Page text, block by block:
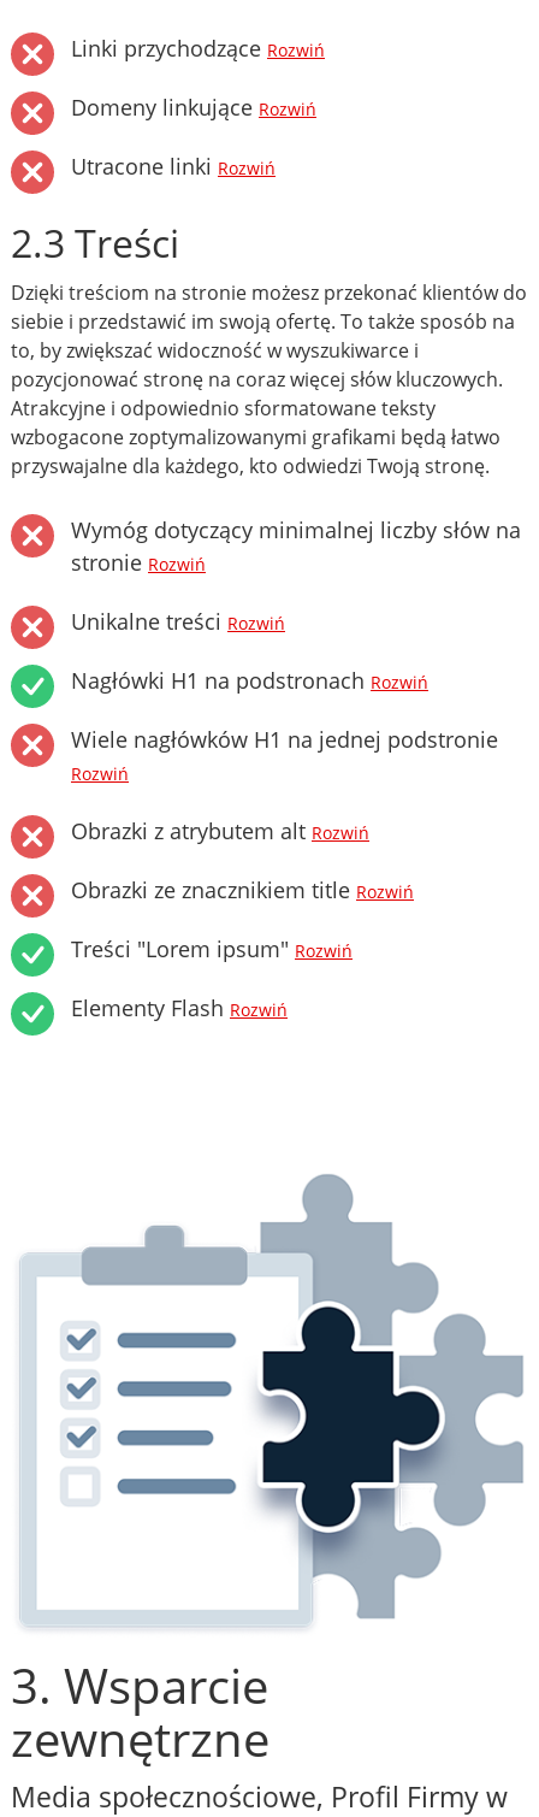
Linki przychodzące Rozwiń
Domeny linkujące Rozwiń
Utracone linki Rozwiń
2.3 Treści
Dzięki treściom na stronie możesz przekonać klientów do
siebie i przedstawić im swoją ofertę. To także sposób na
to, by zwiększać widoczność w wyszukiwarce i
pozycjonować stronę na coraz więcej słów kluczowych.
Atrakcyjne i odpowiednio sformatowane teksty
wzbogacone zoptymalizowanymi grafikami będą łatwo
przyswajalne dla każdego, kto odwiedzi Twoją stronę.
Wymóg dotyczący minimalnej liczby słów na
stronie Rozwiń
Unikalne treści Rozwiń
Nagłówki H1 na podstronach Rozwiń
Wiele nagłówków H1 na jednej podstronie
Rozwiń
Obrazki z atrybutem alt Rozwiń
Obrazki ze znacznikiem title Rozwiń
Treści "Lorem ipsum" Rozwiń
Elementy Flash Rozwiń
3. Wsparcie
zewnętrzne
Media społecznościowe, Profil Firmy w